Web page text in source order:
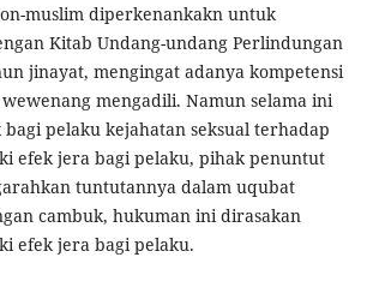
muslim diperkenankakn untuk
Kitab Undang-undang Perlindungan
jinayat, mengingat adanya kompetensi
mengadili. Namun selama ini
pelaku kejahatan seksual terhadap
efek jera bagi pelaku, pihak penuntut
tuntutannya dalam uqubat
cambuk, hukuman ini dirasakan
efek jera bagi pelaku.